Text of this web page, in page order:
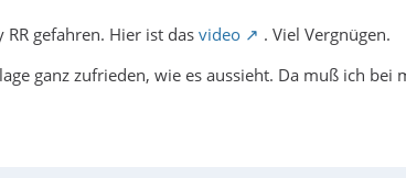
gefahren. Hier ist das video
. Viel Vergnügen.
ganz zufrieden, wie es aussieht. Da muß ich